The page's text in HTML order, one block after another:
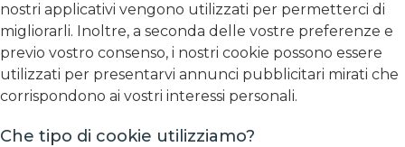
nostri applicativi vengono utilizzati per permetterci di
migliorarli. Inoltre, a seconda delle vostre preferenze e
previo vostro consenso, i nostri cookie possono essere
utilizzati per presentarvi annunci pubblicitari mirati che
corrispondono ai vostri interessi personali.
Che tipo di cookie utilizziamo?